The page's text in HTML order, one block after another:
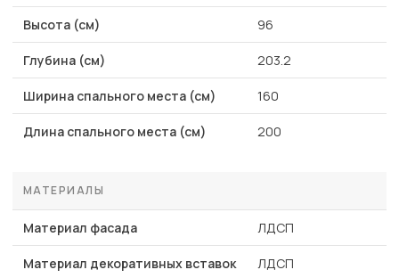
Высота (см) 96
Глубина (см) 203.2
Ширина спального места (см) 160
Длина спального места (см) 200
МАТЕРИАЛЫ
Материал фасада ЛДСП
Материал декоративных вставок ЛДСП